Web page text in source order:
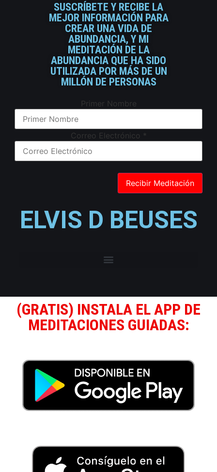
SUSCRÍBETE Y RECIBE LA
MEJOR INFORMACIÓN PARA
CREAR UNA VIDA DE
ABUNDANCIA, Y MI
MEDITACIÓN DE LA
ABUNDANCIA QUE HA SIDO
UTILIZADA POR MÁS DE UN
MILLÓN DE PERSONAS
Primer Nombre
Correo Electrónico *
ELVIS D BEUSES
(GRATIS) INSTALA EL APP DE
MEDITACIONES GUIADAS: